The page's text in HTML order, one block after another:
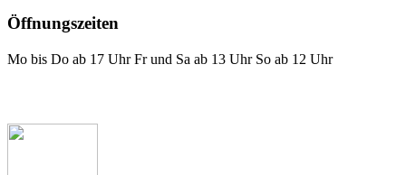
Öffnungszeiten
Mo bis Do ab 17 Uhr Fr und Sa ab 13 Uhr So ab 12 Uhr